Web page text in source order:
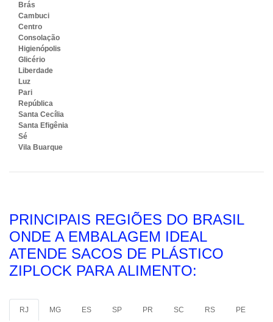
Brás
Cambuci
Centro
Consolação
Higienópolis
Glicério
Liberdade
Luz
Pari
República
Santa Cecília
Santa Efigênia
Sé
Vila Buarque
PRINCIPAIS REGIÕES DO BRASIL
ONDE A EMBALAGEM IDEAL
ATENDE SACOS DE PLÁSTICO
ZIPLOCK PARA ALIMENTO:
RJ MG ES SP PR SC RS PE